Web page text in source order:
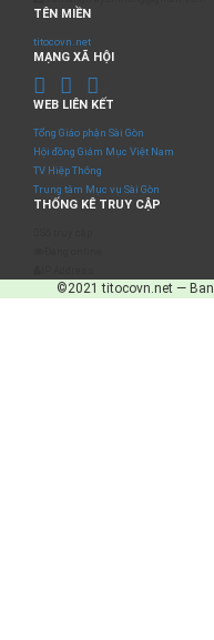
TÊN MIỀN
titocovn.net
MẠNG XÃ HỘI
WEB LIÊN KẾT
Tổng Giáo phận Sài Gòn
Hội đồng Giám Mục Việt Nam
TV Hiệp Thông
Trung tâm Mục vụ Sài Gòn
THỐNG KÊ TRUY CẬP
©2021 titocovn.net —